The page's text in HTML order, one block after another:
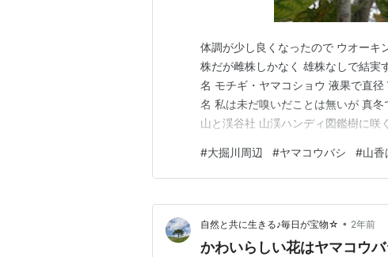
体調が少し良くなったので ウオーキ
株だが雌株しかなく 雄株なしで結実
名 モチギ・ヤマコショウ 液果で直
名 私は未だ嗅いだことは無いが 真
山と渓谷社 山渓ハンディ図鑑樹に
芽：紡錘形。芽鱗は赤褐色。一つの
で混芽をつけるのはヤマコウバシの
#大掘川周辺 #ヤマコウバシ #山香
自然と共に生きる♪毎日が宝物☆ • 2年前
かわいらしい花はヤマコウバ